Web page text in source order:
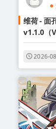
维荷 - 面
v1.1.0（
中文版
2026-